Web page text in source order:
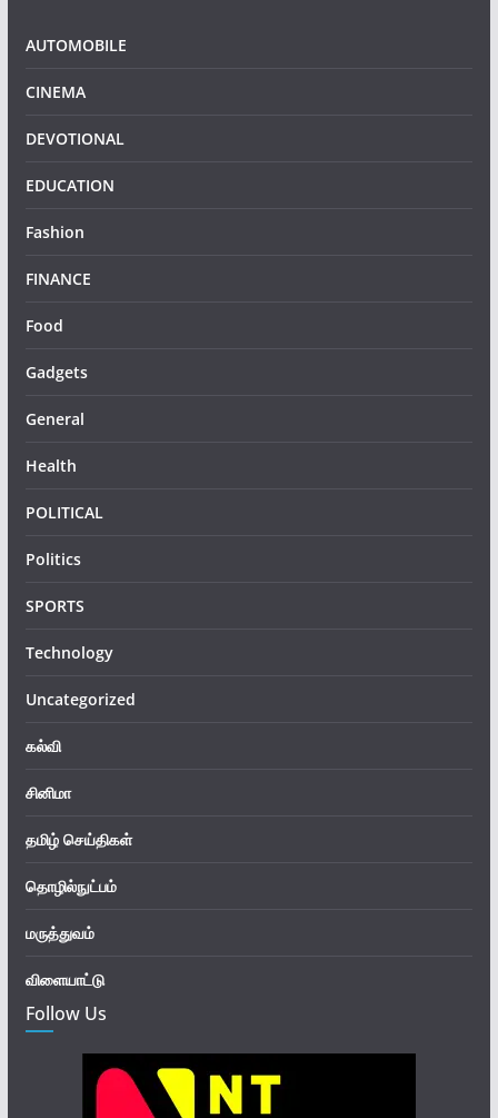
AUTOMOBILE
CINEMA
DEVOTIONAL
EDUCATION
Fashion
FINANCE
Food
Gadgets
General
Health
POLITICAL
Politics
SPORTS
Technology
Uncategorized
கல்வி
சினிமா
தமிழ் செய்திகள்
தொழில்நுட்பம்
மருத்துவம்
விளையாட்டு
Follow Us